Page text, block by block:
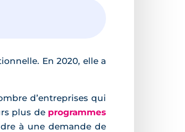
En 2020, elle a
d’entreprises qui
plus de programmes
à une demande de